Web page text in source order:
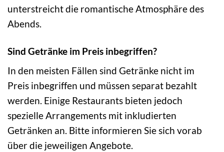
unterstreicht die romantische Atmosphäre des
Abends.
Sind Getränke im Preis inbegriffen?
In den meisten Fällen sind Getränke nicht im
Preis inbegriffen und müssen separat bezahlt
werden. Einige Restaurants bieten jedoch
spezielle Arrangements mit inkludierten
Getränken an. Bitte informieren Sie sich vorab
über die jeweiligen Angebote.